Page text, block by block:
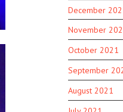
December
November
October 2021
September
August 2021